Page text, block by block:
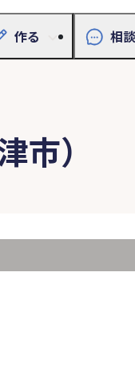
作る 相
市）